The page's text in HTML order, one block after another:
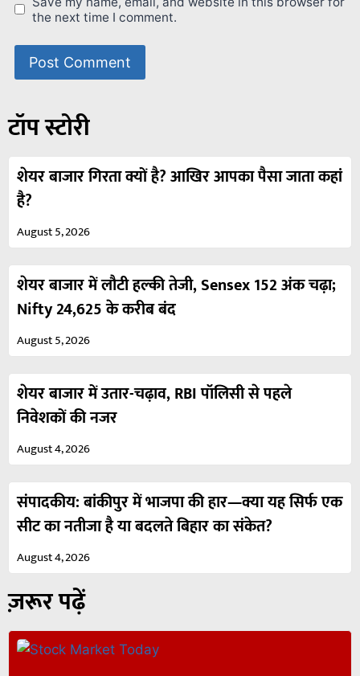
the next time I comment.
टॉप स्टोरी
शेयर बाजार गिरता क्यों है? आखिर आपका पैसा जाता कहां
है?
August 5, 2026
शेयर बाजार में लौटी हल्की तेजी, Sensex 152 अंक चढ़ा;
Nifty 24,625 के करीब बंद
August 5, 2026
शेयर बाजार में उतार-चढ़ाव, RBI पॉलिसी से पहले
निवेशकों की नजर
August 4, 2026
संपादकीय: बांकीपुर में भाजपा की हार—क्या यह सिर्फ एक
सीट का नतीजा है या बदलते बिहार का संकेत?
August 4, 2026
ज़रूर पढ़ें